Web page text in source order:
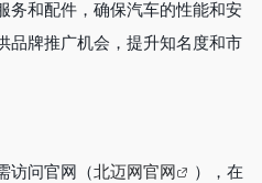
务和配件，确保汽车的性能和安
品牌推广机会，提升知名度和市
访问官网（北迈网官网
），在